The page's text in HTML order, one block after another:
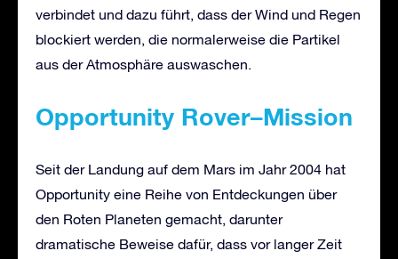
verbindet und dazu führt, dass der Wind und Regen
blockiert werden, die normalerweise die Partikel
aus der Atmosphäre auswaschen.
Opportunity Rover–Mission
Seit der Landung auf dem Mars im Jahr 2004 hat
Opportunity eine Reihe von Entdeckungen über
den Roten Planeten gemacht, darunter
dramatische Beweise dafür, dass vor langer Zeit